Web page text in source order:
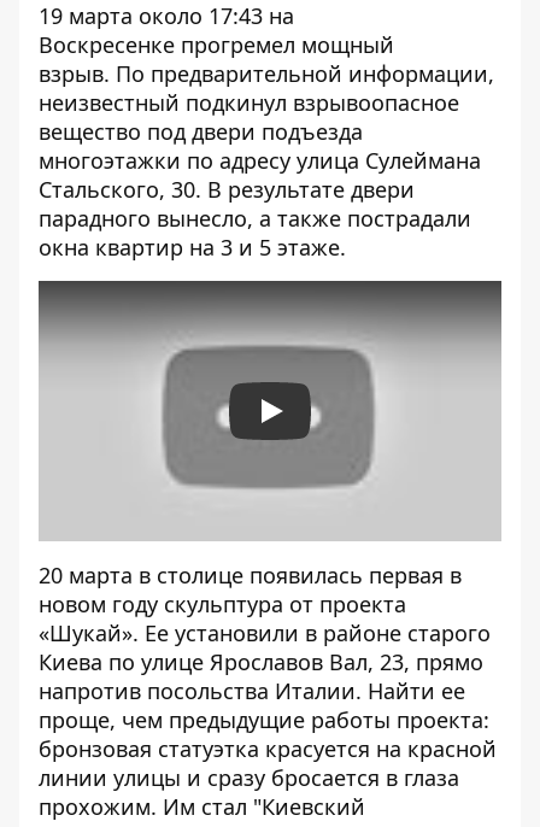
19 марта около 17:43 на
Воскресенке прогремел мощный
взрыв. По предварительной информации,
неизвестный подкинул взрывоопасное
вещество под двери подъезда
многоэтажки по адресу улица Сулеймана
Стальского, 30. В результате двери
парадного вынесло, а также пострадали
окна квартир на 3 и 5 этаже.
Play
20 марта в столице появилась первая в
новом году скульптура от проекта
«Шукай». Ее установили в районе старого
Киева по улице Ярославов Вал, 23, прямо
напротив посольства Италии. Найти ее
проще, чем предыдущие работы проекта:
бронзовая статуэтка красуется на красной
линии улицы и сразу бросается в глаза
прохожим. Им стал "Киевский